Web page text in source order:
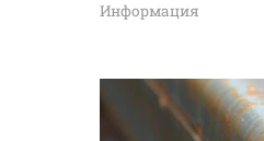
Информация